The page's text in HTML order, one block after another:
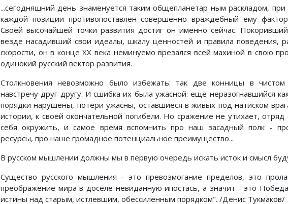
...сегодняшний день знаменуется таким общепланетар ным раскладом, при
каждой позиции противопоставлен совершенно враждебный ему
Своей высочайшей точки развития достиг он именно сейчас.
везде насадивший свои идеалы, шкалу ценностей и правила поведения,
скорости, он в конце XX века неминуемо врезался всей махиной в свою
одинокий русский вектор развития.
Столкновения невозможно было избежать: так две конницы в чистом
навстречу друг другу. И сшибка их была ужасной: ещё неразогнавшийся
порядки нарушены, потери ужасны, оставшиеся в живых под натиском
истории, к своей окончательной погибели. Но сражение не утихает,
себя окружить, и самое время вспомнить про наш засадный полк -
ресурсы, про наше громадное потенциальное преимущество...
В русском мышлении должны мы в первую очередь искать исток и смысл
Существо русского мышления - это превозмогание пределов, это
преображение мира в доселе невиданную ипостась, а значит - это
истины над старым, истлевшим, обессиленным порядком". /Денис Тукмаков/